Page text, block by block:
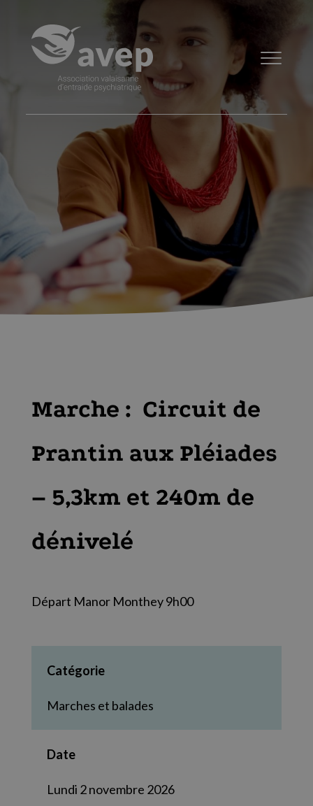
Marche : Circuit de
Prantin aux Pléiades
– 5,3km et 240m de
dénivelé
Départ Manor Monthey 9h00
Catégorie
Marches et balades
Date
Lundi 2 novembre 2026